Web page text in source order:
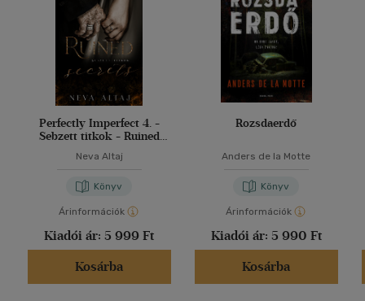
Perfectly Imperfect 4. -
Sebzett titkok - Ruined
Neva Altaj
Könyv
Árinformációk
Kiadói ár: 5 999 Ft
Kosárba
Rozsdaerdő
Anders de la Motte
Könyv
Árinformációk
Kiadói ár: 5 990 Ft
Kosárba